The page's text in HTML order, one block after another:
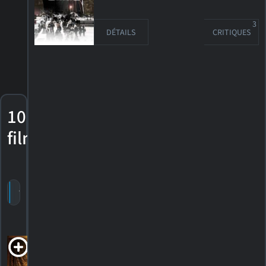
10
films
trier par titre
DÉTAILS CRITIQUES
3